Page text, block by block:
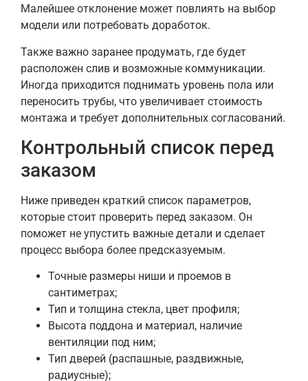
Малейшее отклонение может повлиять на выбор
модели или потребовать доработок.
Также важно заранее продумать, где будет
расположен слив и возможные коммуникации.
Иногда приходится поднимать уровень пола или
переносить трубы, что увеличивает стоимость
монтажа и требует дополнительных согласований.
Контрольный список перед
заказом
Ниже приведен краткий список параметров,
которые стоит проверить перед заказом. Он
поможет не упустить важные детали и сделает
процесс выбора более предсказуемым.
Точные размеры ниши и проемов в
сантиметрах;
Тип и толщина стекла, цвет профиля;
Высота поддона и материал, наличие
вентиляции под ним;
Тип дверей (распашные, раздвижные,
радиусные);